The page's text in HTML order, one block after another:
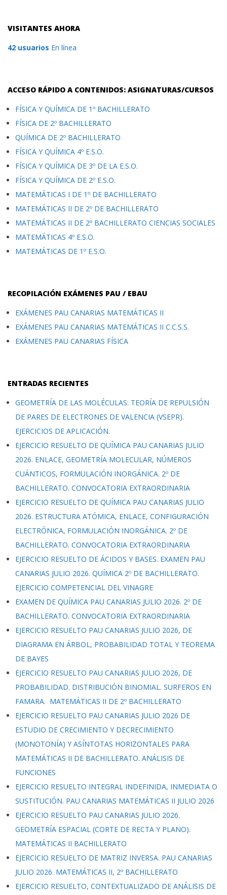
VISITANTES AHORA
42 usuarios En línea
ACCESO RÁPIDO A CONTENIDOS: ASIGNATURAS/CURSOS
FÍSICA Y QUÍMICA DE 1º BACHILLERATO
FÍSICA DE 2º BACHILLERATO
QUÍMICA DE 2º BACHILLERATO
FÍSICA Y QUÍMICA 4º E.S.O.
FÍSICA Y QUÍMICA DE 3º DE LA E.S.O.
FÍSICA Y QUÍMICA DE 2º E.S.O.
MATEMÁTICAS I DE 1º DE BACHILLERATO
MATEMÁTICAS II DE 2º DE BACHILLERATO
MATEMÁTICAS II DE 2º BACHILLERATO CIENCIAS SOCIALES
MATEMÁTICAS 4º E.S.O.
MATEMÁTICAS DE 1º E.S.O.
RECOPILACIÓN EXÁMENES PAU / EBAU
EXÁMENES PAU CANARIAS MATEMÁTICAS II
EXÁMENES PAU CANARIAS MATEMÁTICAS II C.C.S.S.
EXÁMENES PAU CANARIAS FÍSICA
ENTRADAS RECIENTES
GEOMETRÍA DE LAS MOLÉCULAS: TEORÍA DE REPULSIÓN
DE PARES DE ELECTRONES DE VALENCIA (VSEPR).
EJERCICIOS DE APLICACIÓN.
EJERCICIO RESUELTO DE QUÍMICA PAU CANARIAS JULIO
2026. ENLACE, GEOMETRÍA MOLECULAR, NÚMEROS
CUÁNTICOS, FORMULACIÓN INORGÁNICA. 2º DE
BACHILLERATO. CONVOCATORIA EXTRAORDINARIA
EJERCICIO RESUELTO DE QUÍMICA PAU CANARIAS JULIO
2026. ESTRUCTURA ATÓMICA, ENLACE, CONFIGURACIÓN
ELECTRÓNICA, FORMULACIÓN INORGÁNICA. 2º DE
BACHILLERATO. CONVOCATORIA EXTRAORDINARIA
EJERCICIO RESUELTO DE ÁCIDOS Y BASES. EXAMEN PAU
CANARIAS JULIO 2026. QUÍMICA 2º DE BACHILLERATO.
EJERCICIO COMPETENCIAL DEL VINAGRE
EXAMEN DE QUÍMICA PAU CANARIAS JULIO 2026. 2º DE
BACHILLERATO. CONVOCATORIA EXTRAORDINARIA
EJERCICIO RESUELTO PAU CANARIAS JULIO 2026, DE
DIAGRAMA EN ÁRBOL, PROBABILIDAD TOTAL Y TEOREMA
DE BAYES
EJERCICIO RESUELTO PAU CANARIAS JULIO 2026, DE
PROBABILIDAD. DISTRIBUCIÓN BINOMIAL. SURFEROS EN
FAMARA. MATEMÁTICAS II DE 2º BACHILLERATO
EJERCICIO RESUELTO PAU CANARIAS JULIO 2026 DE
ESTUDIO DE CRECIMIENTO Y DECRECIMIENTO
(MONOTONÍA) Y ASÍNTOTAS HORIZONTALES PARA
MATEMÁTICAS II DE BACHILLERATO. ANÁLISIS DE
FUNCIONES
EJERCICIO RESUELTO INTEGRAL INDEFINIDA, INMEDIATA O
SUSTITUCIÓN. PAU CANARIAS MATEMÁTICAS II JULIO 2026
EJERCICIO RESUELTO PAU CANARIAS JULIO 2026.
GEOMETRÍA ESPACIAL (CORTE DE RECTA Y PLANO).
MATEMÁTICAS II BACHILLERATO
EJERCICIO RESUELTO DE MATRIZ INVERSA. PAU CANARIAS
JULIO 2026. MATEMÁTICAS II, 2º BACHILLERATO
EJERCICIO RESUELTO, CONTEXTUALIZADO DE ANÁLISIS DE